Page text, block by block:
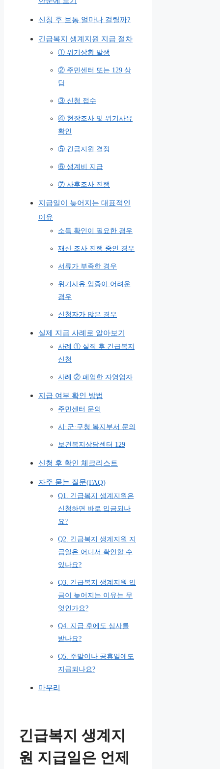
신청 후 보통 얼마나 걸릴까?
긴급복지 생계지원 지급 절차
① 위기상황 발생
② 주민센터 또는 129 상
담
③ 신청 접수
④ 현장조사 및 위기사유
확인
⑤ 긴급지원 결정
⑥ 생계비 지급
⑦ 사후조사 진행
지급일이 늦어지는 대표적인
이유
소득 확인이 필요한 경우
재산 조사 진행 중인 경우
서류가 부족한 경우
위기사유 입증이 어려운
경우
신청자가 많은 경우
실제 지급 사례로 알아보기
사례 ① 실직 후 긴급복지
신청
사례 ② 폐업한 자영업자
지급 여부 확인 방법
주민센터 문의
시·군·구청 복지부서 문의
보건복지상담센터 129
신청 후 확인 체크리스트
자주 묻는 질문(FAQ)
Q1. 긴급복지 생계지원은
신청하면 바로 입금되나
요?
Q2. 긴급복지 생계지원 지
급일은 어디서 확인할 수
있나요?
Q3. 긴급복지 생계지원 입
금이 늦어지는 이유는 무
엇인가요?
Q4. 지급 후에도 심사를
받나요?
Q5. 주말이나 공휴일에도
지급되나요?
마무리
긴급복지 생계지
원 지급일은 언제